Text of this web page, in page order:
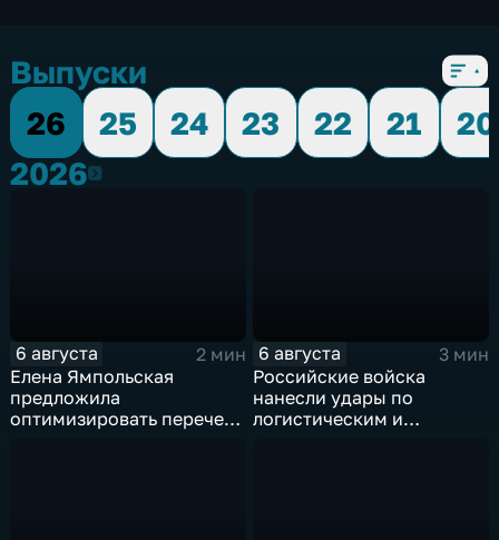
Выпуски
26
25 24 23 22 21
20
20262026
6 августа
2 мин
Елена Ямпольская
предложила
оптимизировать перечень
6 августа
3 мин
Российские войска
нанесли удары по
логистическим и